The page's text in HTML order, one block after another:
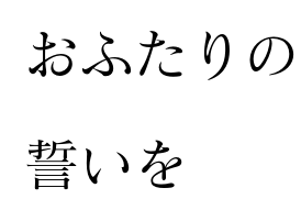
おふたり
誓いを